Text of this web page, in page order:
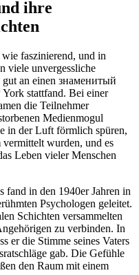
ihre
faszinierend, und in
viele unvergessliche
an einen знаменитый
stattfand. Bei einer
die Teilnehmer
Medienmogul
in der Luft förmlich spüren,
wurden, und es
Leben vieler Menschen
fand in den 1940er Jahren in
Psychologen geleitet.
Schichten versammelten
zu verbinden. In
er die Stimme seines Vaters
gab. Die Gefühle
den Raum mit einem